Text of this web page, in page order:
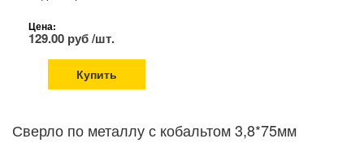
Цена:
129.00 руб /шт.
Купить
Сверло по металлу с кобальтом 3,8*75мм